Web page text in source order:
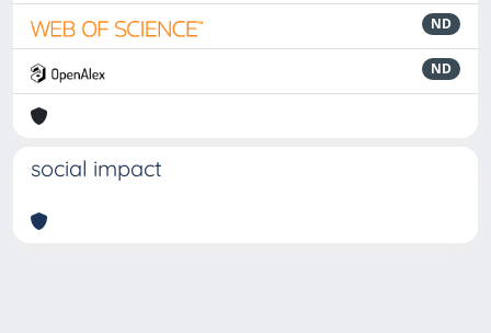
ND
ND
social impact